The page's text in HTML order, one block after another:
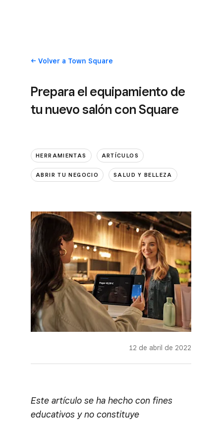
Volvera Town Square
Prepara el equipamiento de
tu nuevo salón con Square
HERRAMIENTAS ARTÍCULOS
ABRIR TU NEGOCIO SALUD Y BELLEZA
12 de abril de 2022
Este artículo se ha hecho con fines
educativos y no constituye